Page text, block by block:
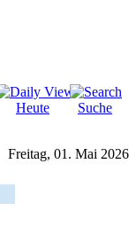
Heute Suche
Freitag, 01. Mai 2026